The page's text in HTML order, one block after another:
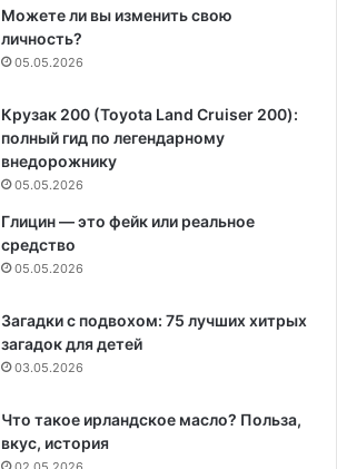
Можете ли вы изменить свою
личность?
05.05.2026
Крузак 200 (Toyota Land Cruiser 200):
полный гид по легендарному
внедорожнику
05.05.2026
Глицин — это фейк или реальное
средство
05.05.2026
Загадки с подвохом: 75 лучших хитрых
загадок для детей
03.05.2026
Что такое ирландское масло? Польза,
вкус, история